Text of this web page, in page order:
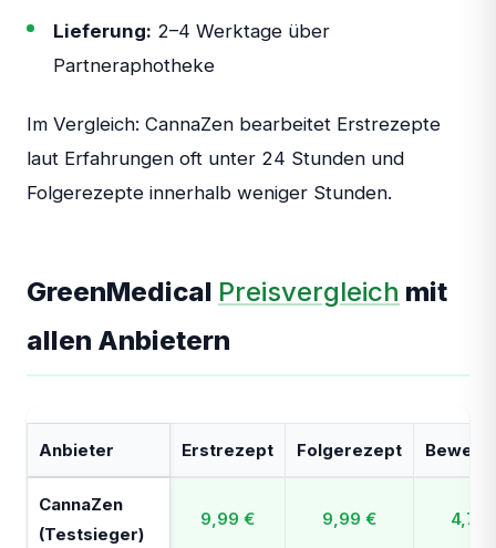
Lieferung: 2–4 Werktage über
Partneraphotheke
Im Vergleich: CannaZen bearbeitet Erstrezepte
laut Erfahrungen oft unter 24 Stunden und
Folgerezepte innerhalb weniger Stunden.
GreenMedical Preisvergleich mit
allen Anbietern
Anbieter Erstrezept Folgerezept
CannaZen
(Testsieger)
9,99 € 9,99 € 4,7/5